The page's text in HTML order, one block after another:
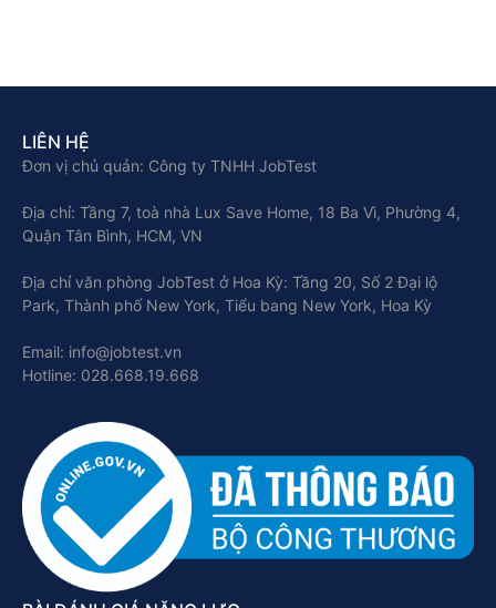
LIÊN HỆ
Đơn vị chủ quản: Công ty TNHH JobTest
Địa chỉ: Tầng 7, toà nhà Lux Save Home, 18 Ba Vì, Phường 4,
Quận Tân Bình, HCM, VN
Địa chỉ văn phòng JobTest ở Hoa Kỳ: Tầng 20, Số 2 Đại lộ
Park, Thành phố New York, Tiểu bang New York, Hoa Kỳ
Email: info@jobtest.vn
Hotline: 028.668.19.668